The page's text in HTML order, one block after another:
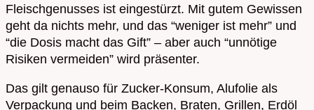
Fleischgenusses ist eingestürzt. Mit gutem Gewissen
geht da nichts mehr, und das “weniger ist mehr” und
“die Dosis macht das Gift” – aber auch “unnötige
Risiken vermeiden” wird präsenter.
Das gilt genauso für Zucker-Konsum, Alufolie als
Verpackung und beim Backen, Braten, Grillen, Erdöl